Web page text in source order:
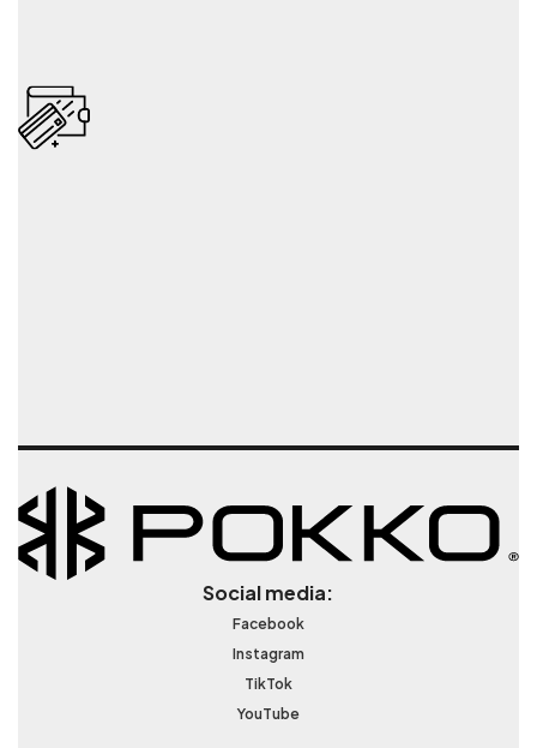
Social media:
Facebook
Instagram
TikTok
YouTube